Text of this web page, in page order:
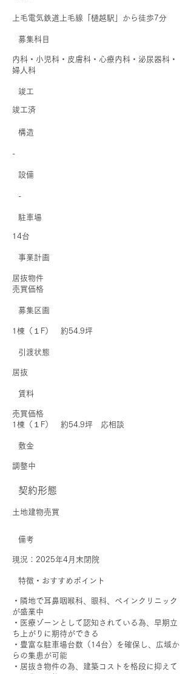
上毛電気鉄道上毛線「樋越駅」から徒歩7分
募集科目
内科・小児科・皮膚科・心療内科・泌尿器科・
婦人科
​竣工
竣工済
​構造
-
​設備
-
駐車場
14台
事業計画
居抜物件
売買価格
募集区画
1棟（１F） 約54.9坪
引渡状態
居抜
賃料
売買価格
1棟（１F） 約54.9坪 応相談
敷金
調整中
契約形態
土地建物売買
備考
現況：2025年4月末閉院
特徴・おすすめポイント
・隣地で耳鼻咽喉科、眼科、ペインクリニック
が盛業中
・医療ゾーンとして認知されている為、早期立
ち上がりに期待ができる
・豊富な駐車場台数（14台）を確保し、広域か
らの集患が可能
・居抜き物件の為、建築コストを格段に抑えて